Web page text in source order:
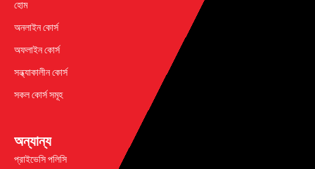
হোম
অনলাইন কোর্স
অফলাইন কোর্স
সন্ধ্যাকালীন কোর্স
সকল কোর্স সমূহ
অন্যান্য
প্রাইভেসি পলিসি